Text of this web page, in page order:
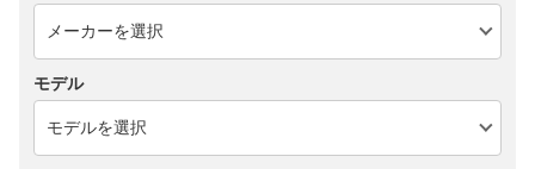
モデル